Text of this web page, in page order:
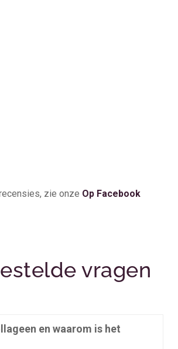
zie onze Op Facebook
vragen
en waarom is het